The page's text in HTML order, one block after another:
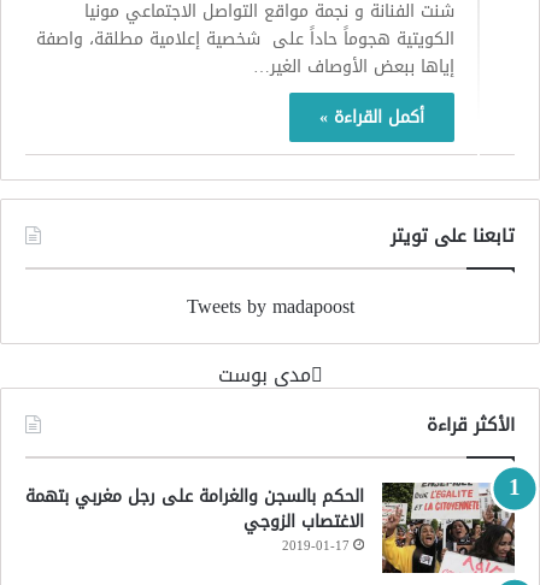
شنت الفنانة و نجمة مواقع التواصل الاجتماعي مونيا
الكويتية هجوماً حاداً على شخصية إعلامية مطلقة، واصفة
إياها ببعض الأوصاف الغير…
أكمل القراءة »
تابعنا على تويتر
Tweets by madapoost
‏مدى بوست‏
الأكثر قراءة
الحكم بالسجن والغرامة على رجل مغربي بتهمة
الاغتصاب الزوجي
2019-01-17